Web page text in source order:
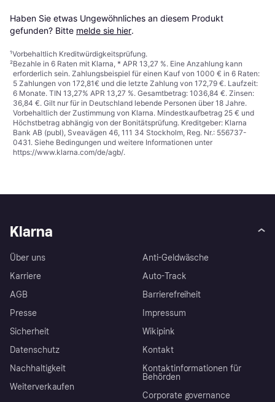
Haben Sie etwas Ungewöhnliches an diesem Produkt
gefunden? Bitte melde sie hier.
¹Vorbehaltlich Kreditwürdigkeitsprüfung.
²Bezahle in 6 Raten mit Klarna, * APR 13,27 %. Eine Anzahlung kann
erforderlich sein. Zahlungsbeispiel für einen Kauf von 1000 € in 6 Raten:
5 Zahlungen von 172,81€ und die letzte Zahlung von 172,79 €. Laufzeit:
6 Monate. TIN 13,27% APR 13,27 %. Gesamtbetrag: 1036,84 €. Zinsen:
36,84 €. Gilt nur für in Deutschland lebende Personen über 18 Jahre.
Vorbehaltlich der Zustimmung von Klarna. Mindestkaufbetrag 25 € und
Höchstbetrag abhängig von der Bonitätsprüfung. Kreditgeber: Klarna
Bank AB (publ), Sveavägen 46, 111 34 Stockholm, Reg. Nr.: 556737-
0431. Siehe Bedingungen und weitere Informationen unter
https://www.klarna.com/de/agb/.
Klarna
Über uns
Karriere
AGB
Presse
Sicherheit
Datenschutz
Nachhaltigkeit
Weiterverkaufen
Anti-Geldwäsche
Auto-Track
Barrierefreiheit
Impressum
Wikipink
Kontakt
Kontaktinformationen für
Behörden
Corporate governance